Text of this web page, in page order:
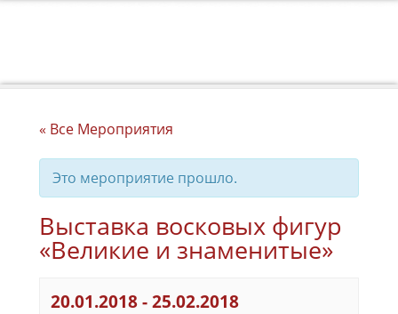
« Все Мероприятия
Это мероприятие прошло.
Выставка восковых фигур
«Великие и знаменитые»
20.01.2018-25.02.2018